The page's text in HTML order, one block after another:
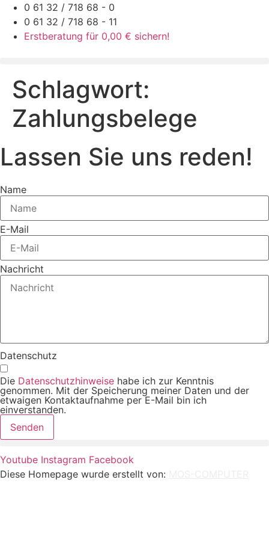
Zum
Inhalt
springen
0 61 32 / 718 68 - 0
0 61 32 / 718 68 - 11
Erstberatung für 0,00 € sichern!
Schlagwort:
Zahlungsbelege
Lassen Sie uns reden!
Name
E-Mail
Nachricht
Datenschutz
Die Datenschutzhinweise habe ich zur Kenntnis
genommen. Mit der Speicherung meiner Daten und der
etwaigen Kontaktaufnahme per E-Mail bin ich
einverstanden.
Senden
Youtube Instagram Facebook
Diese Homepage wurde erstellt von: